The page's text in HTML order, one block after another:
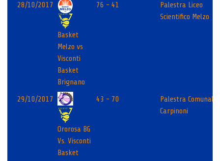
28/10/2017
Basket
Melzo vs
Visconti
Basket
Brignano
76 - 41
Palestra Liceo
Scientifico Melzo
29/10/2017
Ororosa BG
Vs. Visconti
Basket
43 - 70
Palestra Comunale
Carpinoni